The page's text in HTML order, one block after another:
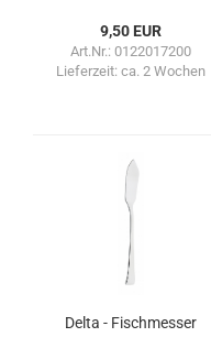
9,50 EUR
Art.Nr.: 0122017200
Lieferzeit: ca. 2 Wochen
Delta - Fischmesser